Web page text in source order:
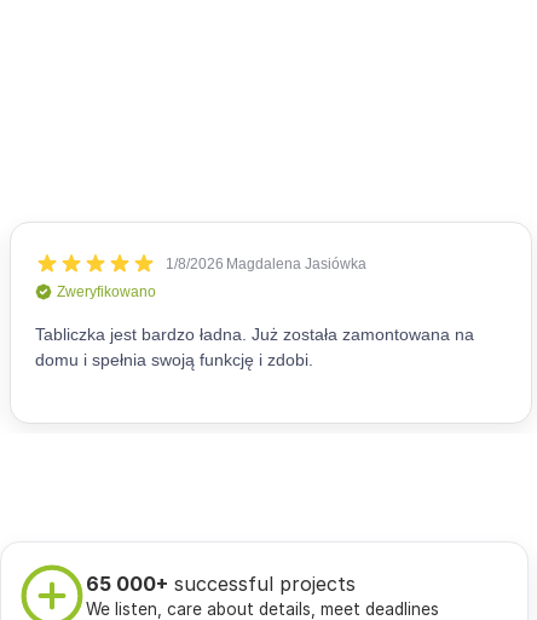
65 000+ successful projects
We listen, care about details, meet deadlines